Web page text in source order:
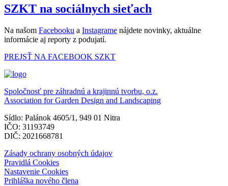
SZKT na sociálnych sieťach
Na našom Facebooku a Instagrame nájdete novinky, aktuálne
informácie aj reporty z podujatí.
PREJSŤ NA FACEBOOK SZKT
Spoločnosť pre záhradnú a krajinnú tvorbu, o.z.
Association for Garden Design and Landscaping
Sídlo: Palánok 4605/1, 949 01 Nitra
IČO: 31193749
DIČ: 2021668781
Zásady ochrany osobných údajov
Pravidlá Cookies
Nastavenie Cookies
Prihláška nového člena